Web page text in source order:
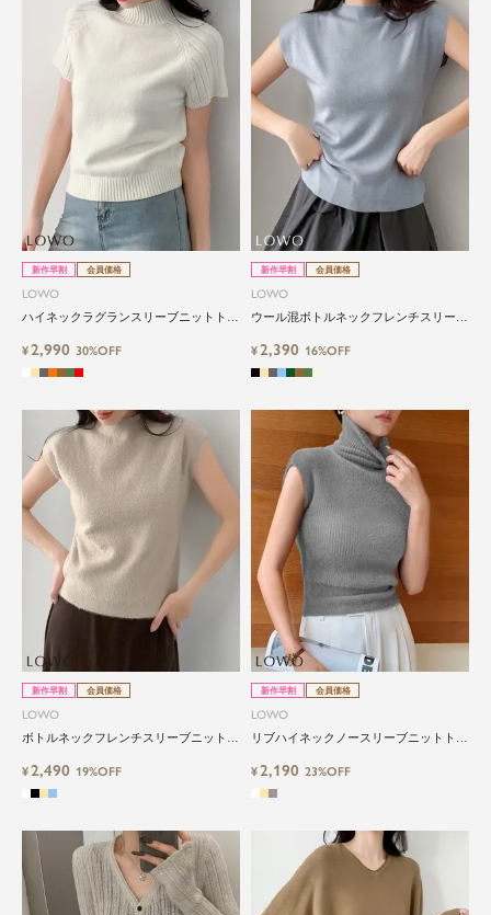
新作早割 会員価格
LOWO
ハイネックラグランスリーブニットトッ
¥2,990 30%OFF
新作早割 会員価格
LOWO
ウール混ボトルネックフレンチスリーブ
¥2,390 16%OFF
新作早割 会員価格
LOWO
ボトルネックフレンチスリーブニットト
¥2,490 19%OFF
新作早割 会員価格
LOWO
リブハイネックノースリーブニットトッ
¥2,190 23%OFF